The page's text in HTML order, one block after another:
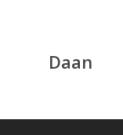
Daan